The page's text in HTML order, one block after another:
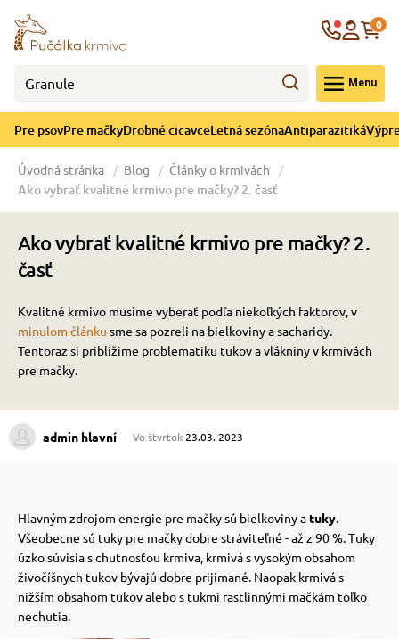
Menu
0
Pre psovPre mačkyDrobné cicavceLetná sezónaAntiparazitiká
psov
Pre psov
psov
pre psov
psov
psov
psov
psov
psov
mačky
Pre mačky
mačky
pre mačky
mačky
mačky
podstielka
a pelechy
mačky
cicavce
Drobné cicavce
sezóna
Letná sezóna
ochladenie
hračky
Výpredaj
CZK
Úvodná stránka Blog Články o krmivách
Ako vybrať kvalitné krmivo pre mačky? 2. časť
Ako vybrať kvalitné krmivo pre mačky? 2.
časť
Kvalitné krmivo musíme vyberať podľa niekoľkých faktorov, v
minulom článku sme sa pozreli na bielkoviny a sacharidy.
Tentoraz si priblížime problematiku tukov a vlákniny v krmivách
pre mačky.
admin hlavní Vo štvrtok 23.03. 2023
Hlavným zdrojom energie pre mačky sú bielkoviny atuky.
Všeobecne sú tuky pre mačky dobre stráviteľné - až z 90 %.Tuky
úzko súvisia s chutnosťou krmiva, krmivá s vysokým obsahom
živočíšnych tukov bývajú dobre prijímané. Naopak krmivá s
nižším obsahom tukov alebo s tukmi rastlinnými mačkám toľko
nechutia.